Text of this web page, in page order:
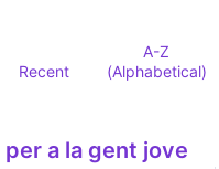
Recent
A-Z
(Alphabetical)
per a la gent jove